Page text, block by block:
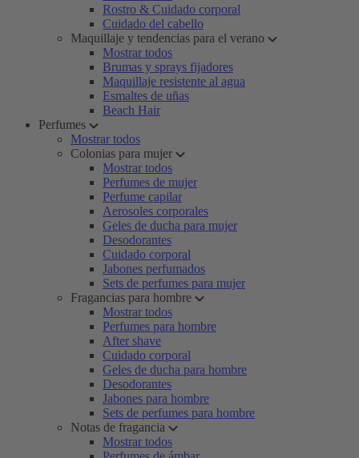
Rostro & Cuidado corporal
Cuidado del cabello
Maquillaje y tendencias para el verano
Mostrar todos
Brumas y sprays fijadores
Maquillaje resistente al agua
Esmaltes de uñas
Beach Hair
Perfumes
Mostrar todos
Colonias para mujer
Mostrar todos
Perfumes de mujer
Perfume capilar
Aerosoles corporales
Geles de ducha para mujer
Desodorantes
Cuidado corporal
Jabones perfumados
Sets de perfumes para mujer
Fragancias para hombre
Mostrar todos
Perfumes para hombre
After shave
Cuidado corporal
Geles de ducha para hombre
Desodorantes
Jabones para hombre
Sets de perfumes para hombre
Notas de fragancia
Mostrar todos